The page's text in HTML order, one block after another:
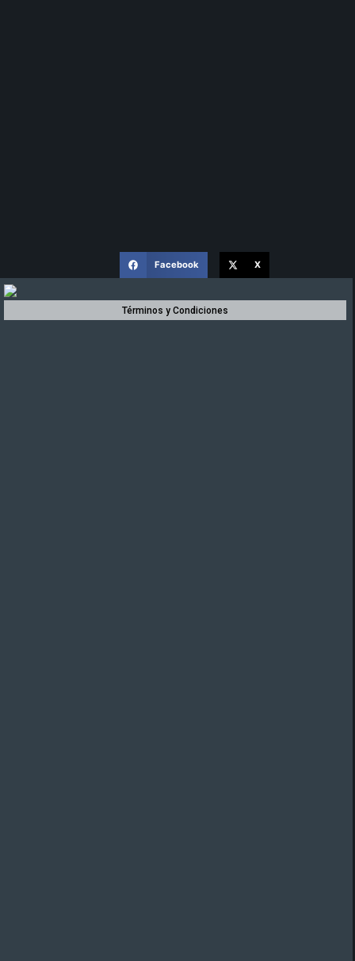
Facebook X